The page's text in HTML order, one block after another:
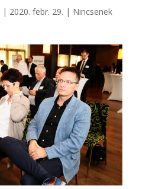
| 2020. febr. 29. | Nincsenek